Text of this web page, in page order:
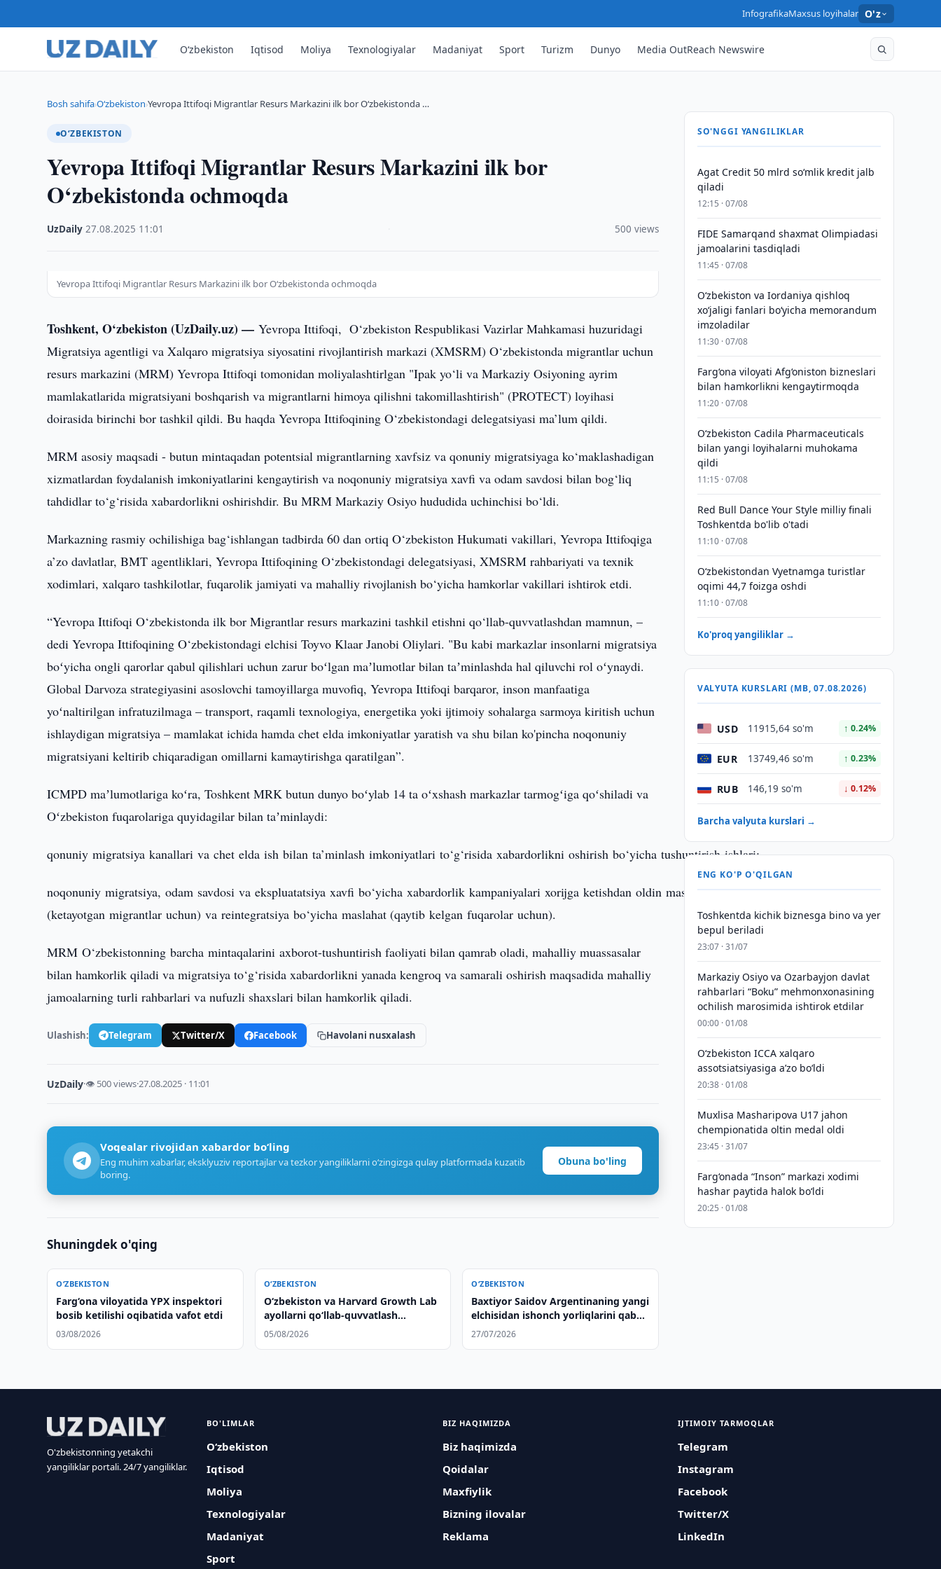
InfografikaMaxsus loyihalar O'z
O‘zbekiston Iqtisod Moliya Texnologiyalar Madaniyat Sport Turizm Dunyo Media OutReach Newswire
Bosh sahifa›O‘zbekiston›Yevropa Ittifoqi Migrantlar Resurs Markazini ilk bor O‘zbekistonda …
O‘ZBEKISTON
Yevropa Ittifoqi Migrantlar Resurs Markazini ilk bor
O‘zbekistonda ochmoqda
UzDaily ·27.08.2025 11:01 500 views
Yevropa Ittifoqi Migrantlar Resurs Markazini ilk bor O‘zbekistonda ochmoqda
Toshkent, O‘zbekiston (UzDaily.uz) —Yevropa Ittifoqi, O‘zbekiston Respublikasi Vazirlar Mahkamasi huzuridagi
Migratsiya agentligi va Xalqaro migratsiya siyosatini rivojlantirish markazi (XMSRM) O‘zbekistonda migrantlar uchun
resurs markazini (MRM) Yevropa Ittifoqi tomonidan moliyalashtirlgan "Ipak yo‘li va Markaziy Osiyoning ayrim
mamlakatlarida migratsiyani boshqarish va migrantlarni himoya qilishni takomillashtirish" (PROTECT) loyihasi
doirasida birinchi bor tashkil qildi. Bu haqda Yevropa Ittifoqining O‘zbekistondagi delegatsiyasi ma’lum qildi.
MRM asosiy maqsadi - butun mintaqadan potentsial migrantlarning xavfsiz va qonuniy migratsiyaga ko‘maklashadigan
xizmatlardan foydalanish imkoniyatlarini kengaytirish va noqonuniy migratsiya xavfi va odam savdosi bilan bog‘liq
tahdidlar to‘g‘risida xabardorlikni oshirishdir. Bu MRM Markaziy Osiyo hududida uchinchisi bo‘ldi.
Markazning rasmiy ochilishiga bag‘ishlangan tadbirda 60 dan ortiq O‘zbekiston Hukumati vakillari, Yevropa Ittifoqiga
a’zo davlatlar, BMT agentliklari, Yevropa Ittifoqining O‘zbekistondagi delegatsiyasi, XMSRM rahbariyati va texnik
xodimlari, xalqaro tashkilotlar, fuqarolik jamiyati va mahalliy rivojlanish bo‘yicha hamkorlar vakillari ishtirok etdi.
“Yevropa Ittifoqi O‘zbekistonda ilk bor Migrantlar resurs markazini tashkil etishni qo‘llab-quvvatlashdan mamnun, –
dedi Yevropa Ittifoqining O‘zbekistondagi elchisi Toyvo Klaar Janobi Oliylari. "Bu kabi markazlar insonlarni migratsiya
boʻyicha ongli qarorlar qabul qilishlari uchun zarur boʻlgan maʼlumotlar bilan taʼminlashda hal qiluvchi rol oʻynaydi.
Global Darvoza strategiyasini asoslovchi tamoyillarga muvofiq, Yevropa Ittifoqi barqaror, inson manfaatiga
yoʻnaltirilgan infratuzilmaga – transport, raqamli texnologiya, energetika yoki ijtimoiy sohalarga sarmoya kiritish uchun
ishlaydigan migratsiya – mamlakat ichida hamda chet elda imkoniyatlar yaratish va shu bilan ko'pincha noqonuniy
migratsiyani keltirib chiqaradigan omillarni kamaytirishga qaratilgan”.
ICMPD maʼlumotlariga koʻra, Toshkent MRK butun dunyo boʻylab 14 ta oʻxshash markazlar tarmogʻiga qoʻshiladi va
Oʻzbekiston fuqarolariga quyidagilar bilan taʼminlaydi:
qonuniy migratsiya kanallari va chet elda ish bilan ta’minlash imkoniyatlari to‘g‘risida xabardorlikni oshirish bo‘yicha tushuntirish ishlari;
noqonuniy migratsiya, odam savdosi va ekspluatatsiya xavfi bo‘yicha xabardorlik kampaniyalari xorijga ketishdan oldin maslahat
(ketayotgan migrantlar uchun) va reintegratsiya bo‘yicha maslahat (qaytib kelgan fuqarolar uchun).
MRM O‘zbekistonning barcha mintaqalarini axborot-tushuntirish faoliyati bilan qamrab oladi, mahalliy muassasalar
bilan hamkorlik qiladi va migratsiya to‘g‘risida xabardorlikni yanada kengroq va samarali oshirish maqsadida mahalliy
jamoalarning turli rahbarlari va nufuzli shaxslari bilan hamkorlik qiladi.
Ulashish: Telegram Twitter/X Facebook Havolani nusxalash
UzDaily·👁 500 views·27.08.2025 · 11:01
Voqealar rivojidan xabardor bo‘ling
Eng muhim xabarlar, eksklyuziv reportajlar va tezkor yangiliklarni o‘zingizga qulay platformada kuzatib
boring.
Obuna bo'ling
Shuningdek o'qing
O‘ZBEKISTON
Farg‘ona viloyatida YPX inspektori
bosib ketilishi oqibatida vafot etdi
03/08/2026
O‘ZBEKISTON
Oʻzbekiston va Harvard Growth Lab
ayollarni qoʻllab-quvvatlash
masalalarini muhokama qilishdi
05/08/2026
O‘ZBEKISTON
Baxtiyor Saidov Argentinaning yangi
elchisidan ishonch yorliqlarini qabul
qildi
27/07/2026
SO'NGGI YANGILIKLAR
Agat Credit 50 mlrd so‘mlik kredit jalb
qiladi
12:15 · 07/08
FIDE Samarqand shaxmat Olimpiadasi
jamoalarini tasdiqladi
11:45 · 07/08
Oʻzbekiston va Iordaniya qishloq
xoʻjaligi fanlari boʻyicha memorandum
imzoladilar
11:30 · 07/08
Farg‘ona viloyati Afg‘oniston bizneslari
bilan hamkorlikni kengaytirmoqda
11:20 · 07/08
Oʻzbekiston Cadila Pharmaceuticals
bilan yangi loyihalarni muhokama
qildi
11:15 · 07/08
Red Bull Dance Your Style milliy finali
Toshkentda bo'lib o'tadi
11:10 · 07/08
O‘zbekistondan Vyetnamga turistlar
oqimi 44,7 foizga oshdi
11:10 · 07/08
Ko'proq yangiliklar →
VALYUTA KURSLARI (MB, 07.08.2026)
USD 11915,64 so'm ↑ 0.24%
EUR 13749,46 so'm ↑ 0.23%
RUB 146,19 so'm ↓ 0.12%
Barcha valyuta kurslari →
ENG KO'P O'QILGAN
Toshkentda kichik biznesga bino va yer
bepul beriladi
23:07 · 31/07
Markaziy Osiyo va Ozarbayjon davlat
rahbarlari “Boku” mehmonxonasining
ochilish marosimida ishtirok etdilar
00:00 · 01/08
O‘zbekiston ICCA xalqaro
assotsiatsiyasiga aʼzo bo‘ldi
20:38 · 01/08
Muxlisa Masharipova U17 jahon
chempionatida oltin medal oldi
23:45 · 31/07
Farg‘onada “Inson” markazi xodimi
hashar paytida halok bo‘ldi
20:25 · 01/08
O'zbekistonning yetakchi
yangiliklar portali. 24/7 yangiliklar.
BO'LIMLAR
O‘zbekiston
Iqtisod
Moliya
Texnologiyalar
Madaniyat
Sport
BIZ HAQIMIZDA
Biz haqimizda
Qoidalar
Maxfiylik
Bizning ilovalar
Reklama
IJTIMOIY TARMOQLAR
Telegram
Instagram
Facebook
Twitter/X
LinkedIn